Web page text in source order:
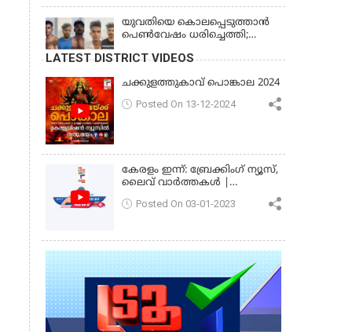
ക്രമീകരണത്തില്‍ ഗുരുതര
വീഴ്ച; മൃതദേഹം ചാവക്കാട്
വരെ എത്തിച്ചത് ഫ്രീസര്‍
സംവിധാനം ഇല്ലാതെയെന്നും
ആരോപണം
യുവതിയെ കൊലപ്പെടുത്താൻ
പെൺവേഷം ധരിച്ചെത്തി;
LATEST DISTRICT VIDEOS
ചക്കുളത്തുകാവ് പൊങ്കാല 2024
Posted On 13-12-2024
കേരളം ഇന്ന്: ബ്രേക്കിംഗ് ന്യൂസ്,
ലൈവ് വാർത്തകൾ |
Posted On 03-01-2023